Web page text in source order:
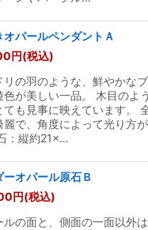
オパールペンダントＡ
円(税込)
リの羽のような、鮮やかな
色が美しい一品。 木目のよ
ても見事に映えています。
麗で、角度によって光り方
：縦約21×…
ーオパール原石Ｂ
円(税込)
ルの面と、側面の一面以外